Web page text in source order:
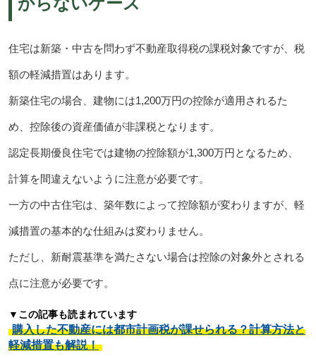
住宅は新築・中古を問わず不動産取得税の課税対象ですが、税
額の軽減措置はあります。
新築住宅の場合、建物には1,200万円の控除が適用されるた
め、控除後の資産価値が非課税となります。
認定長期優良住宅では建物の控除額が1,300万円となるため、
計算を間違えないように注意が必要です。
一方の中古住宅は、築年数によって控除額が変わりますが、軽
減措置の基本的な仕組みは変わりません。
ただし、新耐震基準を満たさない場合は控除の対象外とされる
点に注意が必要です。
▼この記事も読まれています
購入した不動産には都市計画税が課せられる？計算方法と
軽減措置も解説！